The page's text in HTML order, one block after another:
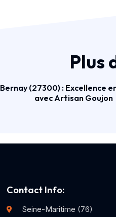
Plus
Bernay (27300) : Excellence
avec Artisan Goujon
Contact Info:
Seine-Maritime (76)